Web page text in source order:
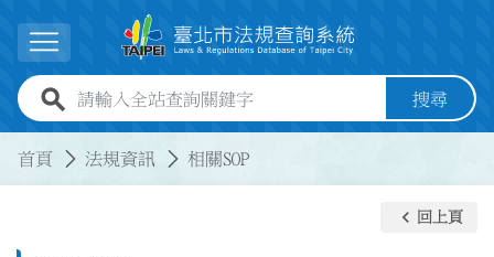
展開選單
全站查詢關鍵字欄位 搜尋
首頁 法規資訊 相關SOP
keyboard_arrow_left 回上頁